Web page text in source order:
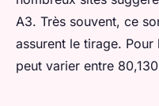
A3. Très souvent, ce
assurent le tirage.
peut varier entre